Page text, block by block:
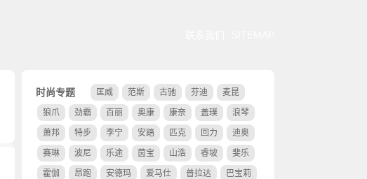
时尚专题 匡威 范斯 古驰 芬迪 麦昆
狼爪 劲霸 百丽 奥康 康奈 盖璞 浪琴
萧邦 特步 李宁 安踏 匹克 回力 迪奥
赛琳 波尼 乐途 茵宝 山浩 睿坡 斐乐
霍伽 昂跑 安德玛 爱马仕 普拉达 巴宝莉